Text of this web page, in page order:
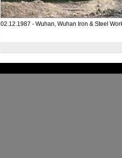
02.12.1987 - Wuhan, Wuhan Iron & Steel